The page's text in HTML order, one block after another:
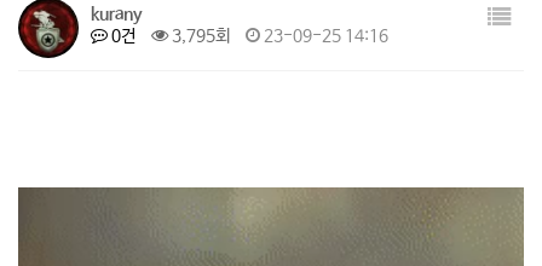
kurany
0건
3,795회 23-09-25 14:16